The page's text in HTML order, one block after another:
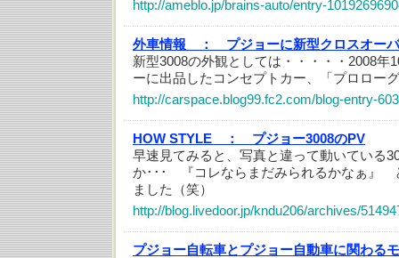
http://ameblo.jp/brains-auto/entry-
外車情報 ：
プジョーに新型クロスオー
新型3008の外観としては・・・・・2008年
ーに出品したコンセプトカー、「プロロー
http://carspace.blog99.fc2.com/blog-entry-
HOW STYLE ：
プジョー3008のPV
早速見てみると、写真と違って動いている
か･･･ 『コレならまだみられるかなぁ』
ました（笑）
http://blog.livedoor.jp/kndu206/archives/
プジョー自転車とプジョー自動車に関わる